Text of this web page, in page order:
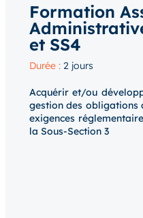
Formation
et SS4
Durée : 2 jours
Acquérir et/ou
gestion des obligations
exigences
la Sous-Section 3